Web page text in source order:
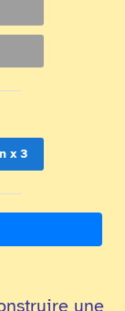
x 3
une